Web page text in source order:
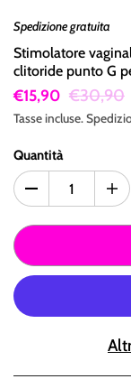
Spedizione gratuita
Stimolatore
clitoride punto G
€15,90 €30,90
Tasse incluse.
Quantità